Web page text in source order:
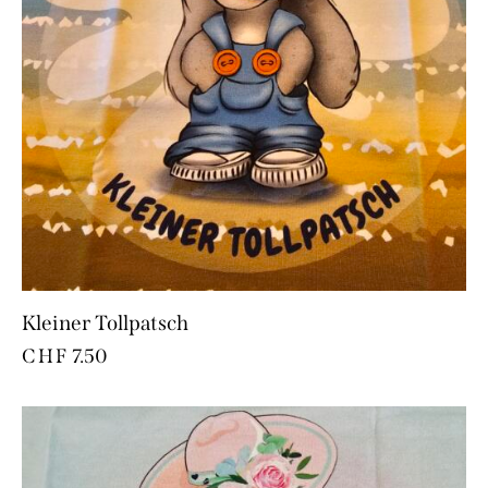
Kleiner Tollpatsch
CHF 7.50